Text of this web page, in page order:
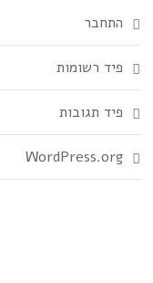
התחבר
פיד רשומות
פיד תגובות
WordPress.org